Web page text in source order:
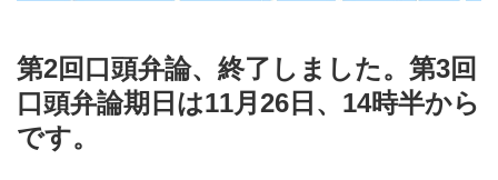
第2回口頭弁論、終了しました。第3回
口頭弁論期日は11月26日、14時半から
です。